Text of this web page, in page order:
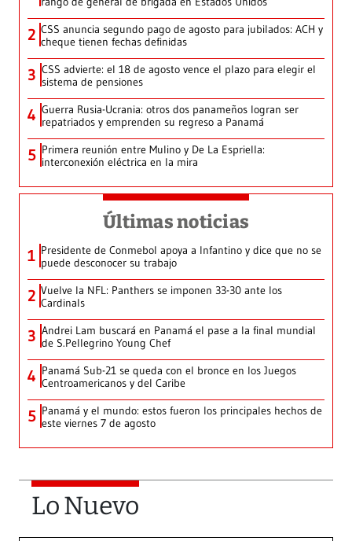
2 CSS anuncia segundo pago de agosto para jubilados: ACH y
cheque tienen fechas definidas
3 CSS advierte: el 18 de agosto vence el plazo para elegir el
sistema de pensiones
4 Guerra Rusia-Ucrania: otros dos panameños logran ser
repatriados y emprenden su regreso a Panamá
5 Primera reunión entre Mulino y De La Espriella:
interconexión eléctrica en la mira
Últimas noticias
1 Presidente de Conmebol apoya a Infantino y dice que no se
puede desconocer su trabajo
2 Vuelve la NFL: Panthers se imponen 33-30 ante los
Cardinals
3 Andrei Lam buscará en Panamá el pase a la final mundial
de S.Pellegrino Young Chef
4 Panamá Sub-21 se queda con el bronce en los Juegos
Centroamericanos y del Caribe
5 Panamá y el mundo: estos fueron los principales hechos de
este viernes 7 de agosto
Lo Nuevo